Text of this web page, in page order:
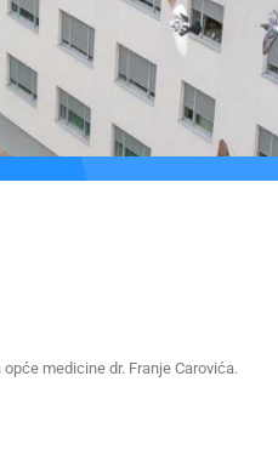
medicine dr. Franje Carovića.